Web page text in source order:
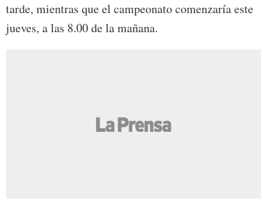
tarde, mientras que el campeonato comenzaría este
jueves, a las 8.00 de la mañana.